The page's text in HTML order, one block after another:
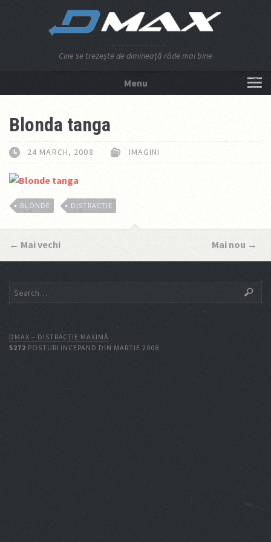
Cine se trezeşte de dimineaţă râde mai bine
Menu
Blonda tanga
24 MARCH, 2008 IMAGINI
BLONDE DISTRACTIE
← Mai vechi Mai nou →
DMAX – DISTRACŢIE MAXIMĂ
5272 POSTURI INCEPAND DIN MARTIE 2008